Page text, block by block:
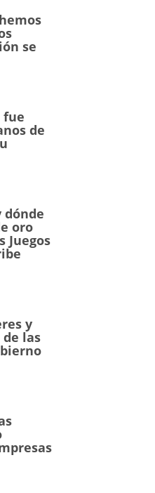
se
fue
de
dónde
oro
Juegos
y
de las